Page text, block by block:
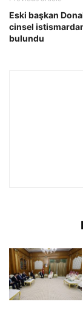
Eski başkan
cinsel
bulundu